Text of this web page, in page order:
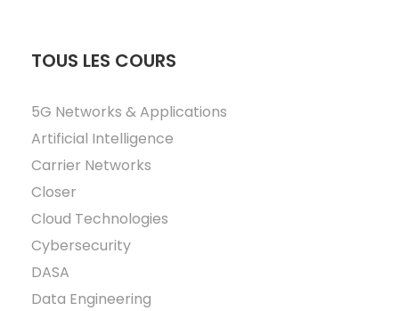
TOUS LES COURS
5G Networks & Applications
Artificial Intelligence
Carrier Networks
Closer
Cloud Technologies
Cybersecurity
DASA
Data Engineering